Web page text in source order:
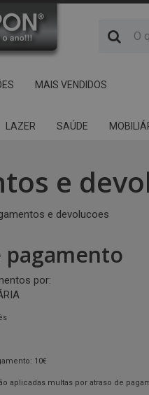
MAIS VENDIDOS
LAZER SAÚDE
e
e devolucoes
por:
10€
aplicadas multas por atraso de